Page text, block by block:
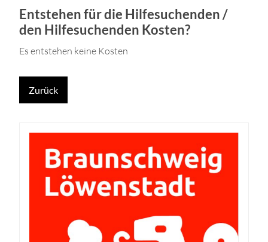
Entstehen für die Hilfesuchenden /
den Hilfesuchenden Kosten?
Es entstehen keine Kosten
Zurück